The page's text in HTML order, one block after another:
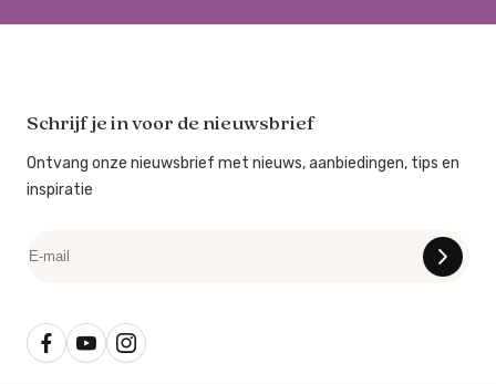
Schrijf je in voor de nieuwsbrief
Ontvang onze nieuwsbrief met nieuws, aanbiedingen, tips en
inspiratie